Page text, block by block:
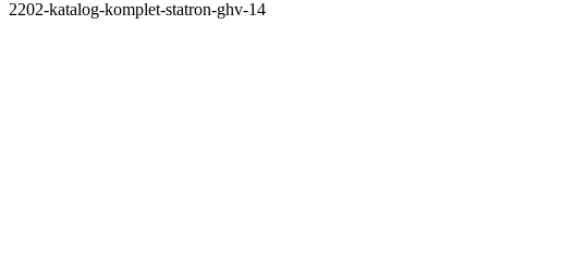
2202-katalog-komplet-statron-ghv-14